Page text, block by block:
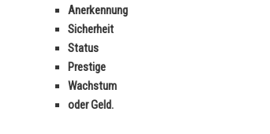
Anerkennung
Sicherheit
Status
Prestige
Wachstum
oder Geld.